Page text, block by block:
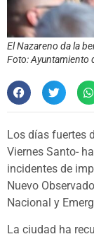
El Nazareno da la
Foto: Ayuntamiento
Los días fuertes
Viernes Santo-
incidentes de
Nuevo
Nacional y
La ciudad ha